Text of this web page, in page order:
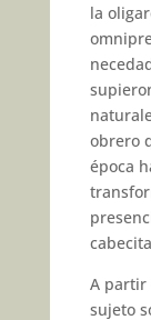
la
obrero
época
A partir
sujeto